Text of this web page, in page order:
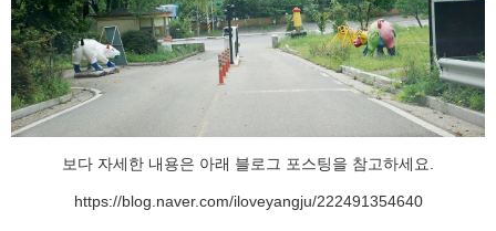
보다 자세한 내용은 아래 블로그 포스팅을 참고하세요.
https://blog.naver.com/iloveyangju/222491354640